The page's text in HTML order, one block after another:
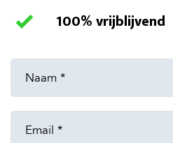
100% vrijblijvend